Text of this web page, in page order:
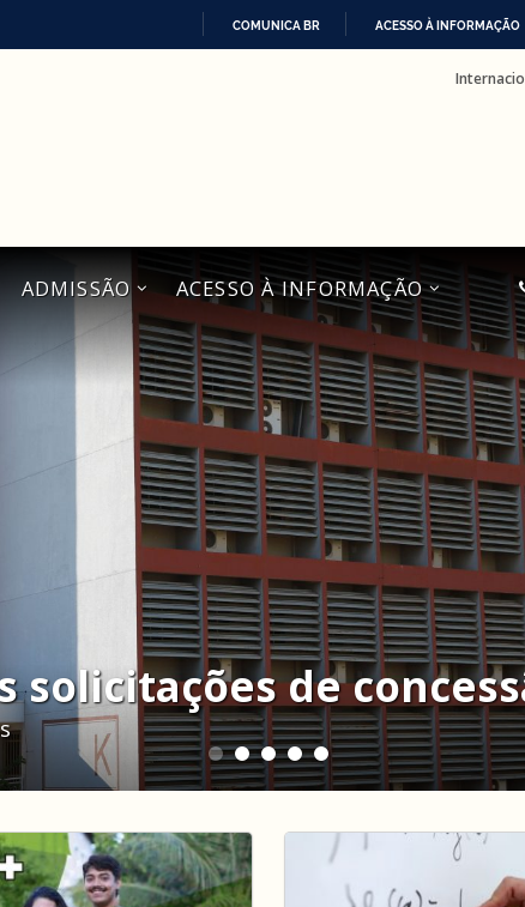
COMUNICA BR ACESSO À INFORMAÇÃO
ADMISSÃO ACESSO À INFORMAÇÃO
de